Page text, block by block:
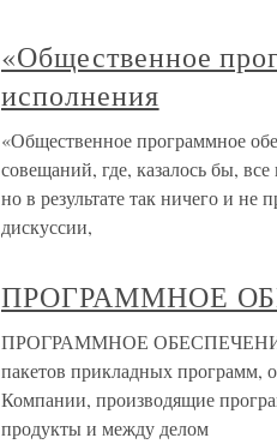
«Общественное
исполнения
«Общественное программное
совещаний, где, казалось бы,
но в результате так ничего и не
дискуссии,
ПРОГРАММНОЕ
ПРОГРАММНОЕ ОБЕСПЕЧЕНИЕ
пакетов прикладных программ,
Компании, производящие
продукты и между делом